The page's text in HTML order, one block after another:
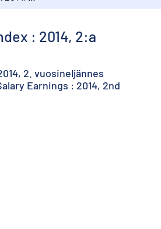
: 2014, 2:a
2. vuosineljännes
Earnings : 2014, 2nd